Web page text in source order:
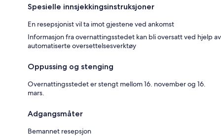
Spesielle innsjekkingsinstruksjoner
En resepsjonist vil ta imot gjestene ved ankomst
Informasjon fra overnattingsstedet kan bli oversatt ved hjelp av
automatiserte oversettelsesverktøy
Oppussing og stenging
Overnattingsstedet er stengt mellom 16. november og 16.
mars.
Adgangsmåter
Bemannet resepsjon